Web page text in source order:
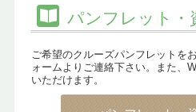
パンフレット・
ご希望のクルーズパンフレットを
ォームよりご連絡下さい。また、
いただけます。